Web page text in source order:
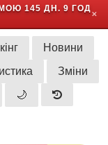
145 ДН. 9 ГОД
✕
Новини
Зміни
🌙